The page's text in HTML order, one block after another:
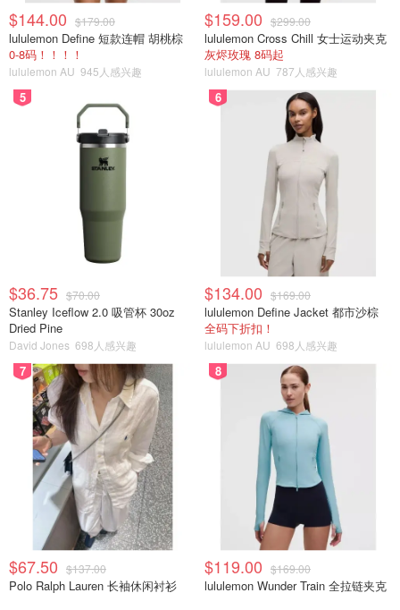
$144.00 $179.00
lululemon Define 短款连帽 胡桃棕
0-8码！！！！
lululemon AU 945人感兴趣
$159.00 $299.00
lululemon Cross Chill 女士运动夹克
灰烬玫瑰 8码起
lululemon AU 787人感兴趣
5
$36.75 $70.00
Stanley Iceflow 2.0 吸管杯 30oz
Dried Pine
David Jones 698人感兴趣
6
$134.00 $169.00
lululemon Define Jacket 都市沙棕
全码下折扣！
lululemon AU 698人感兴趣
7
$67.50 $137.00
Polo Ralph Lauren 长袖休闲衬衫
8
$119.00 $169.00
lululemon Wunder Train 全拉链夹克